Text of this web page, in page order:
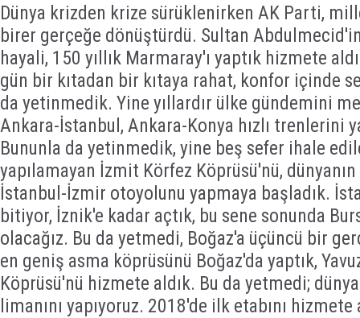
Dünya krizden krize sürüklenirken AK Parti,
birer gerçeğe dönüştürdü. Sultan
hayali, 150 yıllık Marmaray'ı yaptık hizmete
gün bir kıtadan bir kıtaya rahat, konfor içinde
da yetinmedik. Yine yıllardır ülke gündemini
Ankara-İstanbul, Ankara-Konya hızlı trenlerini
Bununla da yetinmedik, yine beş sefer ihale
yapılamayan İzmit Körfez Köprüsü'nü,
İstanbul-İzmir otoyolunu yapmaya başladık.
bitiyor, İznik'e kadar açtık, bu sene sonunda
olacağız. Bu da yetmedi, Boğaz'a üçüncü bir
en geniş asma köprüsünü Boğaz'da yaptık,
Köprüsü'nü hizmete aldık. Bu da yetmedi;
limanını yapıyoruz. 2018'de ilk etabını hizmete